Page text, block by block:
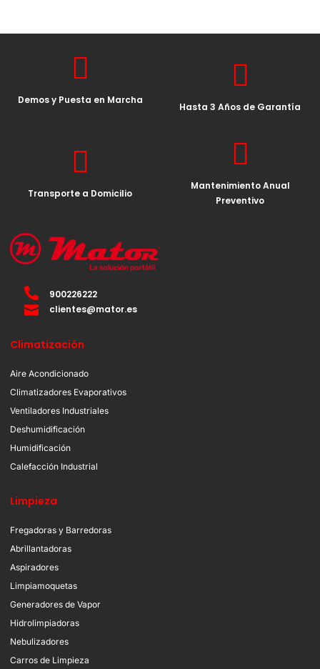
Demos y Puesta en Marcha
Hasta 3 Años de Garantía
Transporte a Domicilio
Mantenimiento Anual
Preventivo
900226222
clientes@mator.es
Climatización
Aire Acondicionado
Climatizadores Evaporativos
Ventiladores Industriales
Deshumidificación
Humidificación
Calefacción Industrial
Limpieza
Fregadoras y Barredoras
Abrillantadoras
Aspiradores
Limpiamoquetas
Generadores de Vapor
Hidrolimpiadoras
Nebulizadores
Carros de Limpieza